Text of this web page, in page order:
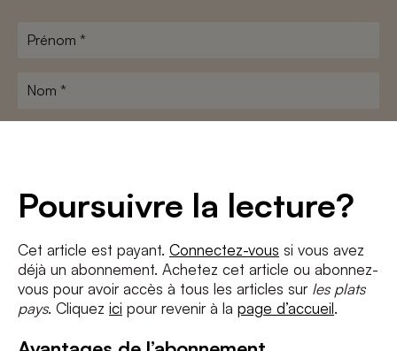
Poursuivre la lecture?
Cet article est payant. Connectez-vous si vous avez
déjà un abonnement. Achetez cet article ou abonnez-
vous pour avoir accès à tous les articles sur les plats
pays. Cliquez ici pour revenir à la page d’accueil.
Prénom
Nom
J'accepte les termes et conditions etla politique de confidentialité
S'INSCRIRE